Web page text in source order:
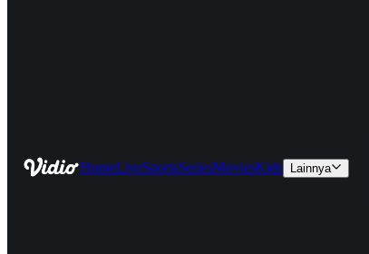
HomeLiveSportsSeriesMoviesKids Lainnya